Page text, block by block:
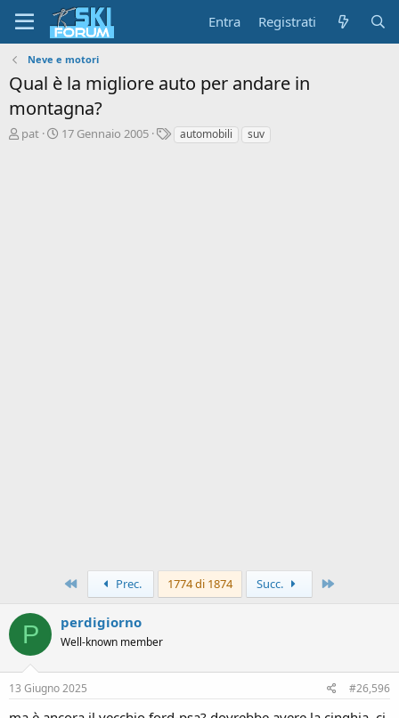
Entra Registrati
Neve e motori
Qual è la migliore auto per andare in
montagna?
A
pat
D
17 Gennaio 2005
Tautomobili suv
Primo Prec. 1774 di 1874 Succ.
P perdigiorno
Well-known member
13 Giugno 2025 #26,596